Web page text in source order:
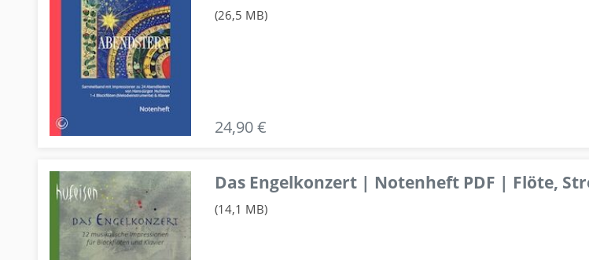
(26,5 MB)
24,90 €
Das Engelkonzert | Notenheft PDF | Flöte,
(14,1 MB)